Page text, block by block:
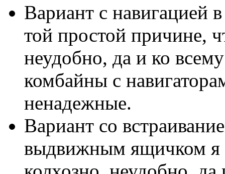
Вариант с навигацией
той простой причине,
неудобно, да и ко
комбайны с
ненадежные.
Вариант со
выдвижным ящичком я